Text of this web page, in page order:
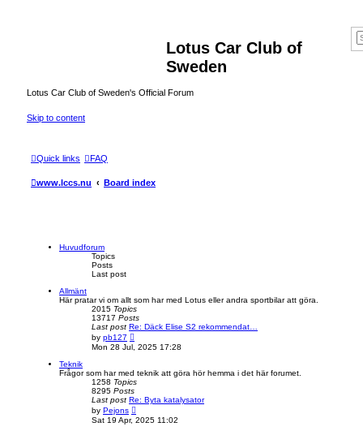
Lotus Car Club of
Sweden
Lotus Car Club of Sweden's Official Forum
Skip to content
Quick links FAQ
www.lccs.nu Board index
Huvudforum
Topics
Posts
Last post
Allmänt
Här pratar vi om allt som har med Lotus eller andra sportbilar att göra.
2015 Topics
13717 Posts
Last post Re: Däck Elise S2 rekommendat…
by pb127
i
e
h
e
l
a
t
e
Mon 28 Jul, 2025 17:28
Teknik
Frågor som har med teknik att göra hör hemma i det här forumet.
1258 Topics
8295 Posts
Last post Re: Byta katalysator
by Pejons
i
e
Sat 19 Apr, 2025 11:02